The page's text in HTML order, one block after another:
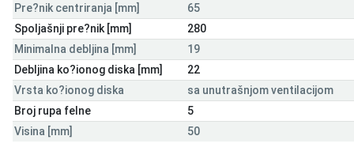
Pre?nik centriranja [mm]
65
Spoljašnji pre?nik [mm]
280
Minimalna debljina [mm]
19
Debljina ko?ionog diska [mm]
22
Vrsta ko?ionog diska
sa unutrašnjom ventilacijom
Broj rupa felne
5
Visina [mm]
50